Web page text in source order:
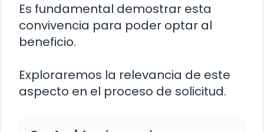
Es fundamental demostrar esta
convivencia para poder optar al
beneficio.
Exploraremos la relevancia de este
aspecto en el proceso de solicitud.